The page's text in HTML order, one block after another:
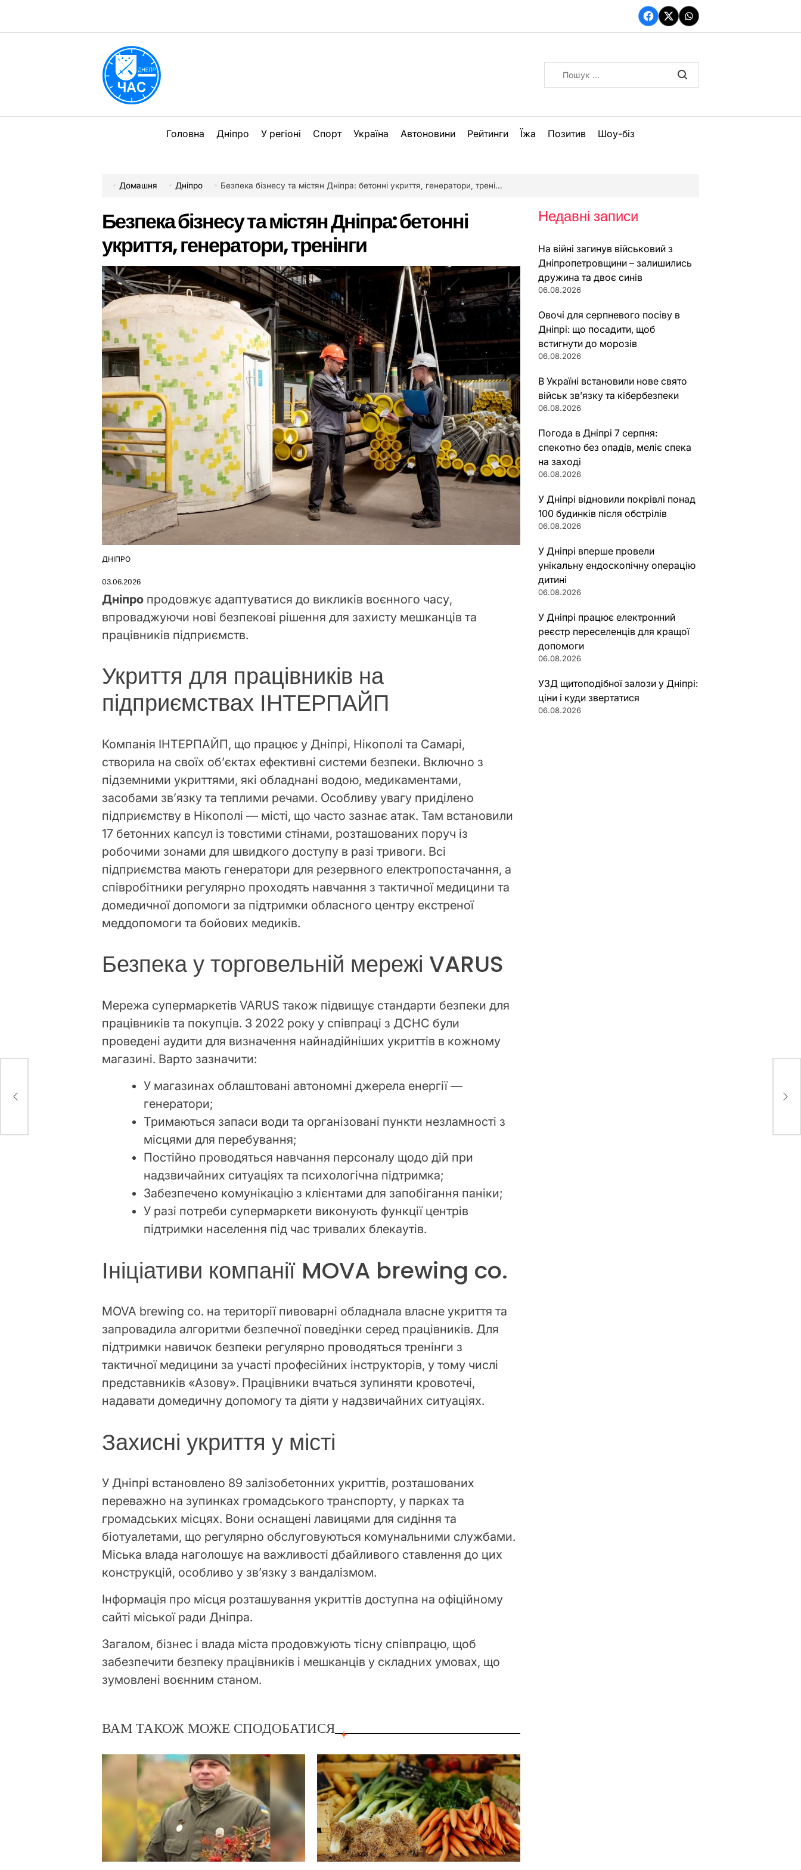
вмісту
Facebook
TwitterWhatsApp
Головна Дніпро У регіоні Спорт Україна Автоновини Рейтинги Їжа Позитив Шоу-біз
Домашня Дніпро Безпека бізнесу та містян Дніпра: бетонні укриття, генератори, тренінги
Безпека бізнесу та містян Дніпра: бетонні
укриття, генератори, тренінги
ОПУБЛІКУВАТИ
ДНІПРО
03.06.2026
Дніпро продовжує адаптуватися до викликів воєнного часу,
впроваджуючи нові безпекові рішення для захисту мешканців та
працівників підприємств.
Укриття для працівників на
підприємствах ІНТЕРПАЙП
Компанія ІНТЕРПАЙП, що працює у Дніпрі, Нікополі та Самарі,
створила на своїх об’єктах ефективні системи безпеки. Включно з
підземними укриттями, які обладнані водою, медикаментами,
засобами зв’язку та теплими речами. Особливу увагу приділено
підприємству в Нікополі — місті, що часто зазнає атак. Там встановили
17 бетонних капсул із товстими стінами, розташованих поруч із
робочими зонами для швидкого доступу в разі тривоги. Всі
підприємства мають генератори для резервного електропостачання, а
співробітники регулярно проходять навчання з тактичної медицини та
домедичної допомоги за підтримки обласного центру екстреної
меддопомоги та бойових медиків.
Безпека у торговельній мережі VARUS
Мережа супермаркетів VARUS також підвищує стандарти безпеки для
працівників та покупців. З 2022 року у співпраці з ДСНС були
проведені аудити для визначення найнадійніших укриттів в кожному
магазині. Варто зазначити:
У магазинах облаштовані автономні джерела енергії —
генератори;
Тримаються запаси води та організовані пункти незламності з
місцями для перебування;
Постійно проводяться навчання персоналу щодо дій при
надзвичайних ситуаціях та психологічна підтримка;
Забезпечено комунікацію з клієнтами для запобігання паніки;
У разі потреби супермаркети виконують функції центрів
підтримки населення під час тривалих блекаутів.
Ініціативи компанії MOVA brewing co.
MOVA brewing co. на території пивоварні обладнала власне укриття та
запровадила алгоритми безпечної поведінки серед працівників. Для
підтримки навичок безпеки регулярно проводяться тренінги з
тактичної медицини за участі професійних інструкторів, у тому числі
представників «Азову». Працівники вчаться зупиняти кровотечі,
надавати домедичну допомогу та діяти у надзвичайних ситуаціях.
Захисні укриття у місті
У Дніпрі встановлено 89 залізобетонних укриттів, розташованих
переважно на зупинках громадського транспорту, у парках та
громадських місцях. Вони оснащені лавицями для сидіння та
біотуалетами, що регулярно обслуговуються комунальними службами.
Міська влада наголошує на важливості дбайливого ставлення до цих
конструкцій, особливо у зв’язку з вандалізмом.
Інформація про місця розташування укриттів доступна на офіційному
сайті міської ради Дніпра.
Загалом, бізнес і влада міста продовжують тісну співпрацю, щоб
забезпечити безпеку працівників і мешканців у складних умовах, що
зумовлені воєнним станом.
ВАМ ТАКОЖ МОЖЕ СПОДОБАТИСЯ
на
Недавні записи
На війні загинув військовий з
Дніпропетровщини – залишились
дружина та двоє синів
06.08.2026
Овочі для серпневого посіву в
Дніпрі: що посадити, щоб
встигнути до морозів
06.08.2026
В Україні встановили нове свято
військ зв’язку та кібербезпеки
06.08.2026
Погода в Дніпрі 7 серпня:
спекотно без опадів, меліє спека
на заході
06.08.2026
У Дніпрі відновили покрівлі понад
100 будинків після обстрілів
06.08.2026
У Дніпрі вперше провели
унікальну ендоскопічну операцію
дитині
06.08.2026
У Дніпрі працює електронний
реєстр переселенців для кращої
допомоги
06.08.2026
УЗД щитоподібної залози у Дніпрі:
ціни і куди звертатися
06.08.2026